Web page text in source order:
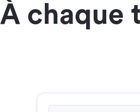
À chaque